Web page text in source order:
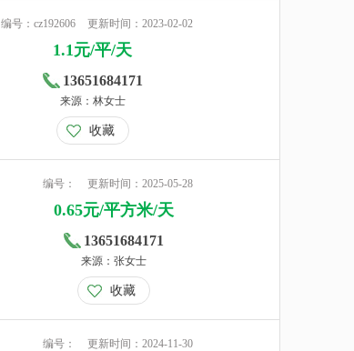
编号：cz192606 更新时间：2023-02-02
1.1元/平/天
13651684171
来源：林女士
收藏
编号： 更新时间：2025-05-28
0.65元/平方米/天
13651684171
来源：张女士
收藏
编号： 更新时间：2024-11-30